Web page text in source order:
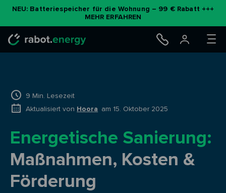
NEU: Batteriespeicher für die Wohnung – 99 € Rabatt +++
MEHR ERFAHREN
9 Min. Lesezeit
Aktualisiert von Hoora am 15. Oktober 2025
Energetische Sanierung:
Maßnahmen, Kosten &
Förderung